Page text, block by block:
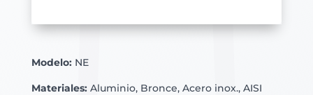
Modelo:NE
Materiales:Aluminio, Bronce, Acero inox., AISI